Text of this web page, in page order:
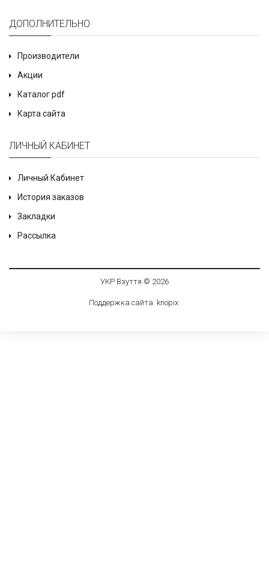
ДОПОЛНИТЕЛЬНО
Производители
Акции
Каталог pdf
Карта сайта
ЛИЧНЫЙ КАБИНЕТ
Личный Кабинет
История заказов
Закладки
Рассылка
УКР Взуття © 2026
Поддержка сайта knopix